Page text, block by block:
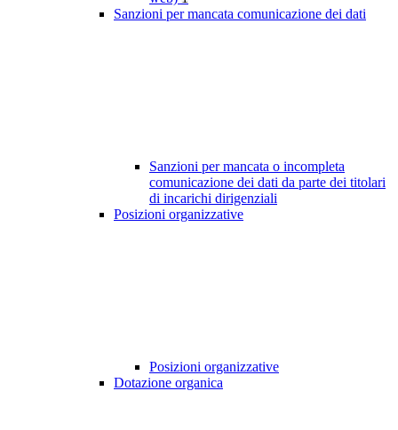
Sanzioni per mancata comunicazione dei dati
Sanzioni per mancata o incompleta
comunicazione dei dati da parte dei titolari
di incarichi dirigenziali
Posizioni organizzative
Posizioni organizzative
Dotazione organica